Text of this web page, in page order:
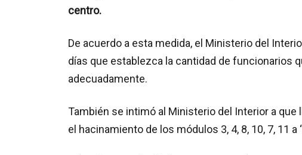
centro.
De acuerdo a esta medida, el Ministerio del
días que establezca la cantidad de funcionarios
adecuadamente.
También se intimó al Ministerio del Interior a
el hacinamiento de los módulos 3, 4, 8, 10, 7, 11